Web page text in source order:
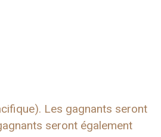
Les gagnants seront
seront également